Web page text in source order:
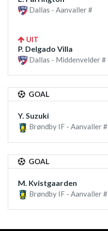
Dallas - Aanvaller #
UIT
P. Delgado Villa
Dallas - Middenvelder #
GOAL
Y. Suzuki
Brøndby IF - Aanvaller #
GOAL
M. Kvistgaarden
Brøndby IF - Aanvaller #